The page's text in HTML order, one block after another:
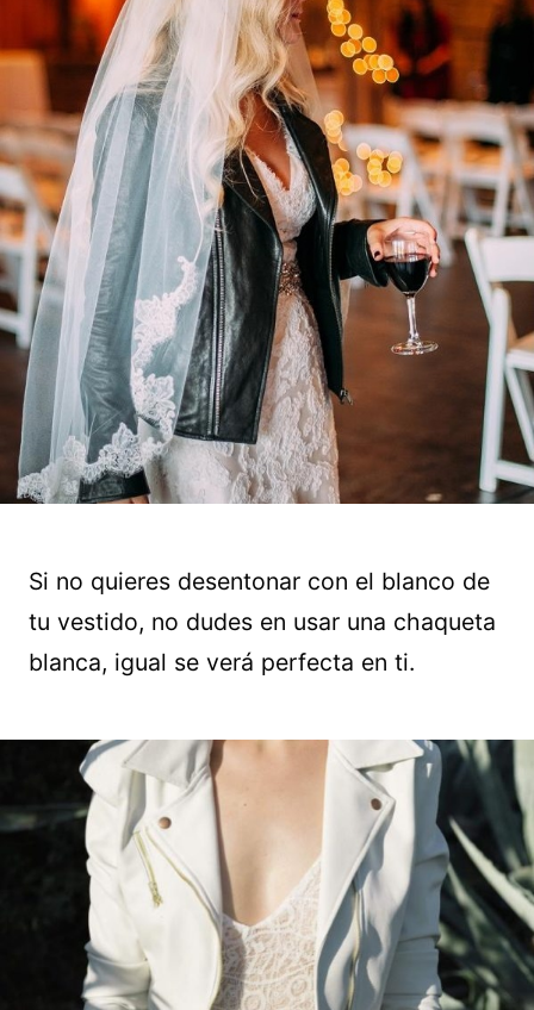
Si no quieres desentonar con el blanco de
tu vestido, no dudes en usar una chaqueta
blanca, igual se verá perfecta en ti.